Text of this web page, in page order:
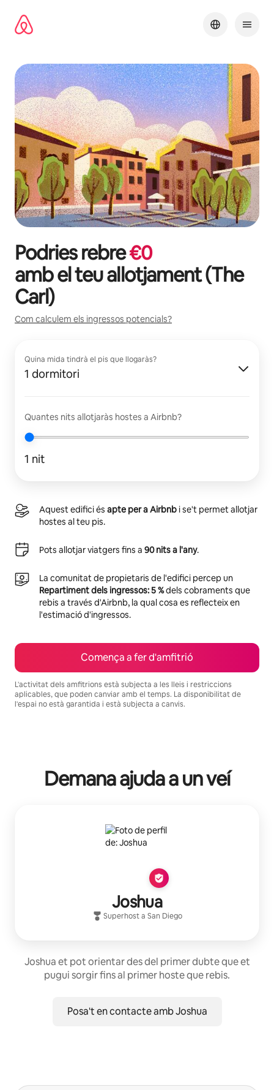
Podries rebre€0
amb el teu allotjament (The
Carl)
Com calculem els ingressos potencials?
Quina mida tindrà el pis que llogaràs?
1 dormitori
Quantes nits allotjaràs hostes a Airbnb?
1 nit
Aquest edifici és apte per a Airbnb i se't permet allotjar
hostes al teu pis.
Pots allotjar viatgers fins a 90 nits a l'any.
La comunitat de propietaris de l'edifici percep un
Repartiment dels ingressos: 5 %dels cobraments que
rebis a través d'Airbnb, la qual cosa es reflecteix en
l'estimació d'ingressos.
Comença a fer d'amfitrió
L'activitat dels amfitrions està subjecta a les lleis i restriccions
aplicables, que poden canviar amb el temps. La disponibilitat de
l'espai no està garantida i està subjecta a canvis.
Demana ajuda a un veí
Joshua
Superhosta San Diego
Joshua et pot orientar des del primer dubte que et
pugui sorgir fins al primer hoste que rebis.
Posa't en contacte amb Joshua